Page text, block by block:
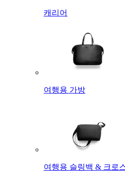
캐리어
여행용 가방
여행용 슬링백 & 크로